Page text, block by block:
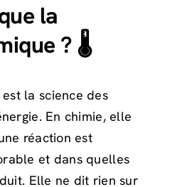
la
? 🌡️
est la science des
En chimie, elle
réaction est
et dans quelles
Elle ne dit rien sur